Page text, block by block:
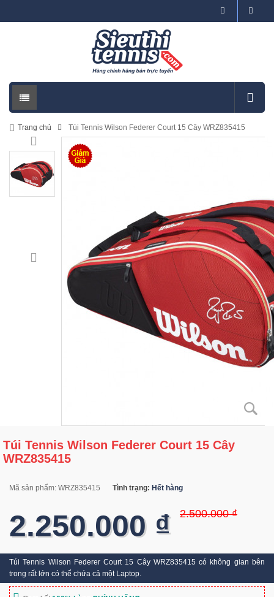
Trang chủ Túi Tennis Wilson Federer Court 15 Cây WRZ835415
Túi Tennis Wilson Federer Court 15 Cây
WRZ835415
Mã sản phẩm: WRZ835415 Tình trạng: Hết hàng
2.500.000 ₫
2.250.000 ₫
Túi Tennis Wilson Federer Court 15 Cây WRZ835415 có không gian bên
trong rất lớn có thể chứa cả một Laptop.